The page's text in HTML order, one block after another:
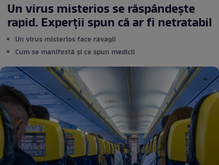
Un virus misterios se răspândește
rapid. Experții spun că ar fi netratabil
Un virus misterios face ravagii
Cum se manifestă și ce spun medicii